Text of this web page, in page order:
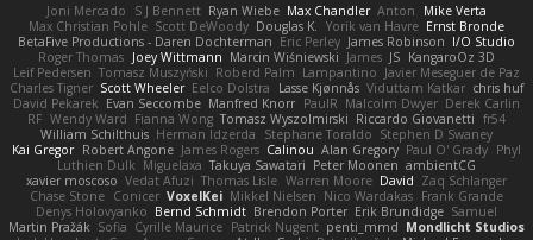
Joni Mercado S J Bennett Ryan Wiebe Max Chandler Anton
Mike Verta
Max Christian Pohle Scott DeWoody Douglas K. Yorik van Havre Ernst Bronde
BetaFive Productions - Daren Dochterman Eric Perley James Robinson I/O Studio
Roger Thomas Joey Wittmann Marcin Wiśniewski James JS KangaroOz 3D
Leif Pedersen Tomasz Muszyński Roberd Palm Lampantino Javier Meseguer de Paz
Charles Tigner Scott Wheeler Eelco Dolstra Lasse Kjønnås Viduttam Katkar chris huf
David Pekarek Evan Seccombe Manfred Knorr PaulR Malcolm Dwyer Derek Carlin
RF Wendy Ward Fianna Wong Tomasz Wyszolmirski Riccardo Giovanetti fr54
William Schilthuis Herman Idzerda Stephane Toraldo Stephen D Swaney
Kai Gregor Robert Angone James Rogers Calinou Alan Gregory Paul O' Grady Phyl
Luthien Dulk Miguelaxa Takuya Sawatari Peter Moonen ambientCG
xavier moscoso Vedat Afuzi Thomas Lisle Warren Moore David Zaq Schlanger
Chase Stone Conicer VoxelKei Mikkel Nielsen Nico Wardakas Frank Grande
Denys Holovyanko Bernd Schmidt Brendon Porter Erik Brundidge Samuel
Martin Pražák Sofia Cyrille Maurice Patrick Nugent penti_mmd Mondlicht Studios